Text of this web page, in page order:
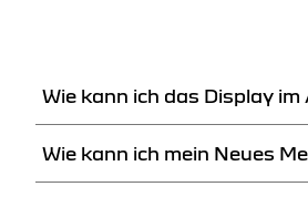
Wie kann ich das Display
Sie können Ihr Armaturenbrett
Wie kann ich mein Neues